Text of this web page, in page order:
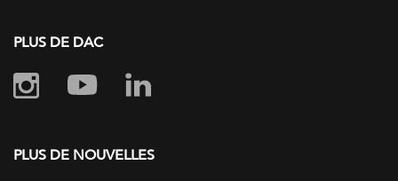
PLUS DE DAC
PLUS DE NOUVELLES